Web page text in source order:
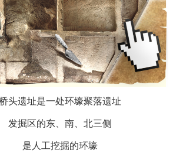
遗址是一处环壕聚落遗址
掘区的东、南、北三侧
是人工挖掘的环壕